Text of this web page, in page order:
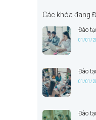
Các khóa đang
Đào
01/01/
Đào
01/01/
Đào